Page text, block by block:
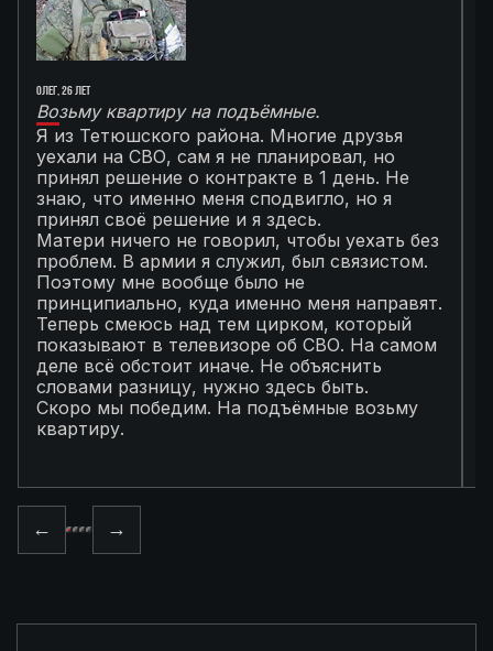
Олег, 26 лет
Возьму квартиру на подъёмные.
Я из Тетюшского района. Многие друзья
уехали на СВО, сам я не планировал, но
принял решение о контракте в 1 день. Не
знаю, что именно меня сподвигло, но я
принял своё решение и я здесь.
Матери ничего не говорил, чтобы уехать без
проблем. В армии я служил, был связистом.
Поэтому мне вообще было не
принципиально, куда именно меня направят.
Теперь смеюсь над тем цирком, который
показывают в телевизоре об СВО. На самом
деле всё обстоит иначе. Не объяснить
словами разницу, нужно здесь быть.
Скоро мы победим. На подъёмные возьму
квартиру.
← →